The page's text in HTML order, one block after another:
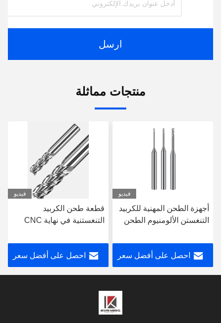
ارسل
منتجات مماثلة
فيديو
قطعة طحن الكربيد
التنغستنية في نهاية CNC
طحن الكربيد الصلب
احصل على أفضل سعر
فيديو
مقطوعة صلبة عالية الكفاءة
طحن الصلب الصلب الصلب
احصل على أفضل سعر